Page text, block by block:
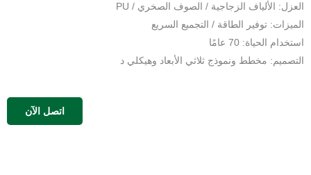
العزل: الألياف الزجاجية / الصوف الصخري / PU
الميزات: توفير الطاقة / التجميع السريع
استخدام الحياة: 70 عامًا
التصميم: مخطط ونموذج ثلاثي الأبعاد وهيكلي د
اتصل الآن